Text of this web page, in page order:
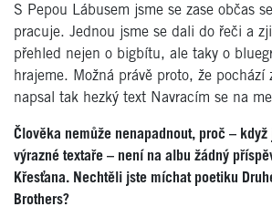
S Pepou Lábusem jsme se zase občas
pracuje. Jednou jsme se dali do řeči a
přehled nejen o bigbítu, ale taky o
hrajeme. Možná právě proto, že pochází
napsal tak hezký text Navracím se na
Člověka nemůže nenapadnout, proč –
výrazné textaře – není na albu žádný
Křesťana. Nechtěli jste míchat poetiku
Brothers?